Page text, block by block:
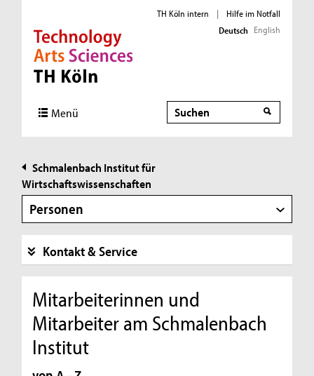
Direkt zur Hauptnavigation
Direkt zur Subnavigation
Direkt zum Inhalt
Direkt zum Fußbereich
TH Köln intern |
Hilfe im Notfall
Deutsch English
Menü Suche
Suche
Schmalenbach Institut für
Wirtschaftswissenschaften
Personen
Kontakt & Service
Mitarbeiterinnen und
Mitarbeiter am Schmalenbach
Institut